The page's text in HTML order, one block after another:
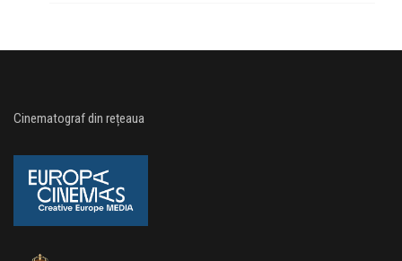
Cinematograf din rețeaua